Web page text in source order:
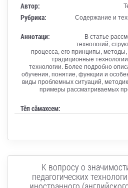
Автор:
Рубрика:
Содержание и
Аннотаци:
В статье
технологий,
процесса, его принципы,
традиционные
технологии. Более подробно
обучения, понятие, функции и
виды проблемных ситуаций,
примеры рассматриваемых
Тӗп сӑмахсем:
К вопросу о
педагогических